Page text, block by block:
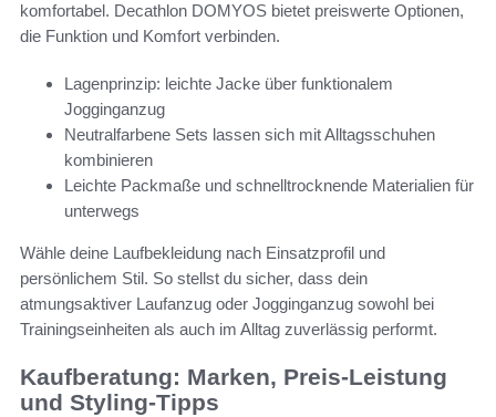
komfortabel. Decathlon DOMYOS bietet preiswerte Optionen,
die Funktion und Komfort verbinden.
Lagenprinzip: leichte Jacke über funktionalem
Jogginganzug
Neutralfarbene Sets lassen sich mit Alltagsschuhen
kombinieren
Leichte Packmaße und schnelltrocknende Materialien für
unterwegs
Wähle deine Laufbekleidung nach Einsatzprofil und
persönlichem Stil. So stellst du sicher, dass dein
atmungsaktiver Laufanzug oder Jogginganzug sowohl bei
Trainingseinheiten als auch im Alltag zuverlässig performt.
Kaufberatung: Marken, Preis-Leistung
und Styling-Tipps